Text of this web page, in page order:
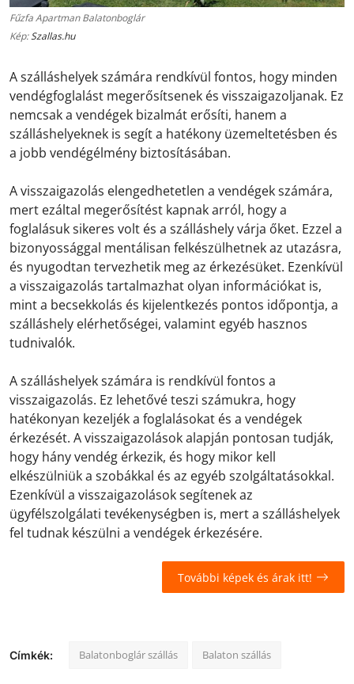
Fűzfa Apartman Balatonboglár
Kép:Szallas.hu
A szálláshelyek számára rendkívül fontos, hogy minden
vendégfoglalást megerősítsenek és visszaigazoljanak. Ez
nemcsak a vendégek bizalmát erősíti, hanem a
szálláshelyeknek is segít a hatékony üzemeltetésben és
a jobb vendégélmény biztosításában.
A visszaigazolás elengedhetetlen a vendégek számára,
mert ezáltal megerősítést kapnak arról, hogy a
foglalásuk sikeres volt és a szálláshely várja őket. Ezzel a
bizonyossággal mentálisan felkészülhetnek az utazásra,
és nyugodtan tervezhetik meg az érkezésüket. Ezenkívül
a visszaigazolás tartalmazhat olyan információkat is,
mint a becsekkolás és kijelentkezés pontos időpontja, a
szálláshely elérhetőségei, valamint egyéb hasznos
tudnivalók.
A szálláshelyek számára is rendkívül fontos a
visszaigazolás. Ez lehetővé teszi számukra, hogy
hatékonyan kezeljék a foglalásokat és a vendégek
érkezését. A visszaigazolások alapján pontosan tudják,
hogy hány vendég érkezik, és hogy mikor kell
elkészülniük a szobákkal és az egyéb szolgáltatásokkal.
Ezenkívül a visszaigazolások segítenek az
ügyfélszolgálati tevékenységben is, mert a szálláshelyek
fel tudnak készülni a vendégek érkezésére.
További képek és árak itt!
Címkék: Balatonboglár szállás Balaton szállás